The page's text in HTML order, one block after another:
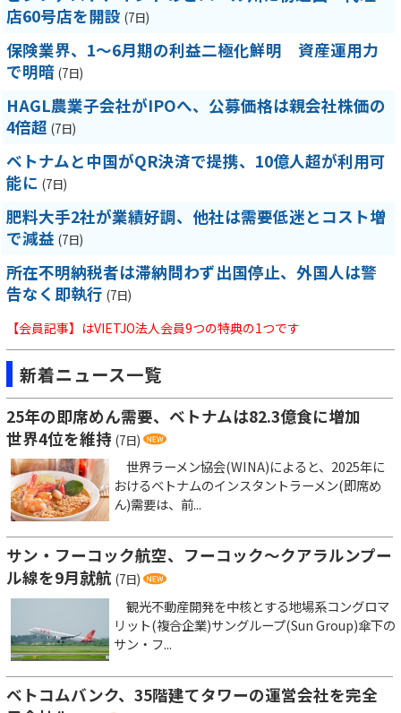
店60号店を開設 (7日)
保険業界、1～6月期の利益二極化鮮明 資産運用力
で明暗 (7日)
HAGL農業子会社がIPOへ、公募価格は親会社株価の
4倍超 (7日)
ベトナムと中国がQR決済で提携、10億人超が利用可
能に (7日)
肥料大手2社が業績好調、他社は需要低迷とコスト増
で減益 (7日)
所在不明納税者は滞納問わず出国停止、外国人は警
告なく即執行 (7日)
【会員記事】はVIETJO法人会員9つの特典の1つです
新着ニュース一覧
25年の即席めん需要、ベトナムは82.3億食に増加
世界4位を維持 (7日)
世界ラーメン協会(WINA)によると、2025年に
おけるベトナムのインスタントラーメン(即席め
ん)需要は、前...
サン・フーコック航空、フーコック～クアラルンプー
ル線を9月就航 (7日)
観光不動産開発を中核とする地場系コングロマ
リット(複合企業)サングループ(Sun Group)傘下の
サン・フ...
ベトコムバンク、35階建てタワーの運営会社を完全